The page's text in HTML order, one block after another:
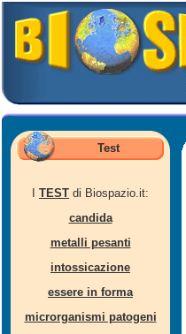
Test
TEST di Biospazio.it:
candida
metalli pesanti
intossicazione
essere in forma
microrganismi patogeni